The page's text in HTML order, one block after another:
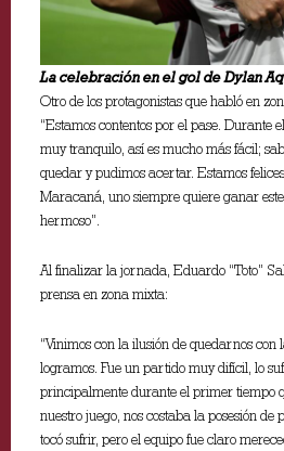
La celebración en el gol de Dylan
Otro de los protagonistas que habló en
“Estamos contentos por el pase. Durante
muy tranquilo, así es mucho más fácil;
quedar y pudimos acertar. Estamos
Maracaná, uno siempre quiere ganar
hermoso”.
Al finalizar la jornada, Eduardo “Toto”
prensa en zona mixta:
“Vinimos con la ilusión de quedarnos con
logramos. Fue un partido muy difícil, lo
principalmente durante el primer tiempo
nuestro juego, nos costaba la posesión de
tocó sufrir, pero el equipo fue claro